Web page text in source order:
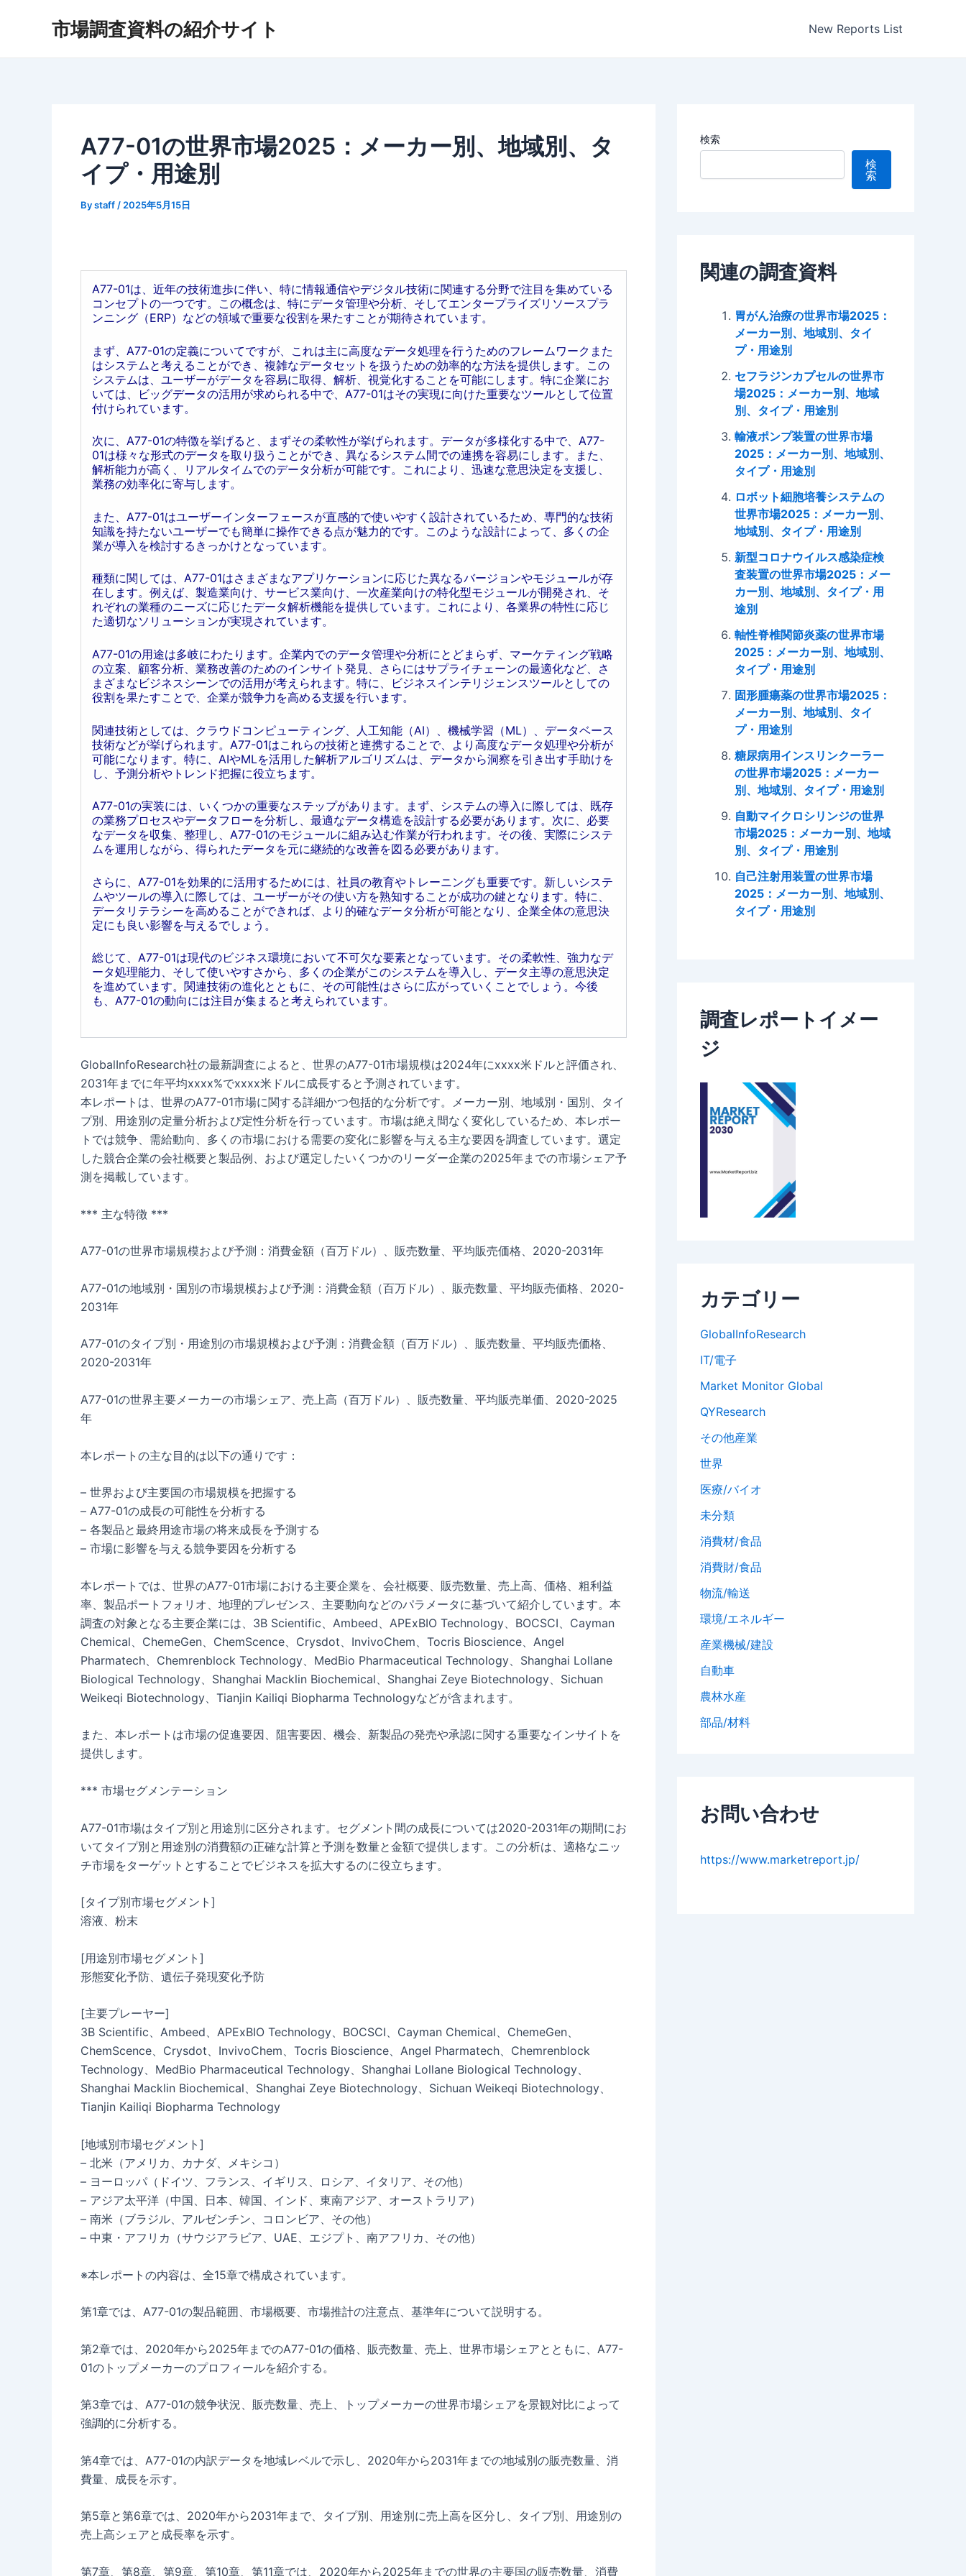
市場調査資料の紹介サイト New Reports List
A77-01の世界市場2025：メーカー別、地域別、タ
イプ・用途別
Bystaff / 2025年5月15日
A77-01は、近年の技術進歩に伴い、特に情報通信やデジタル技術に関連する分野で注目を集めている
コンセプトの一つです。この概念は、特にデータ管理や分析、そしてエンタープライズリソースプラ
ンニング（ERP）などの領域で重要な役割を果たすことが期待されています。
まず、A77-01の定義についてですが、これは主に高度なデータ処理を行うためのフレームワークまた
はシステムと考えることができ、複雑なデータセットを扱うための効率的な方法を提供します。この
システムは、ユーザーがデータを容易に取得、解析、視覚化することを可能にします。特に企業にお
いては、ビッグデータの活用が求められる中で、A77-01はその実現に向けた重要なツールとして位置
付けられています。
次に、A77-01の特徴を挙げると、まずその柔軟性が挙げられます。データが多様化する中で、A77-
01は様々な形式のデータを取り扱うことができ、異なるシステム間での連携を容易にします。また、
解析能力が高く、リアルタイムでのデータ分析が可能です。これにより、迅速な意思決定を支援し、
業務の効率化に寄与します。
また、A77-01はユーザーインターフェースが直感的で使いやすく設計されているため、専門的な技術
知識を持たないユーザーでも簡単に操作できる点が魅力的です。このような設計によって、多くの企
業が導入を検討するきっかけとなっています。
種類に関しては、A77-01はさまざまなアプリケーションに応じた異なるバージョンやモジュールが存
在します。例えば、製造業向け、サービス業向け、一次産業向けの特化型モジュールが開発され、そ
れぞれの業種のニーズに応じたデータ解析機能を提供しています。これにより、各業界の特性に応じ
た適切なソリューションが実現されています。
A77-01の用途は多岐にわたります。企業内でのデータ管理や分析にとどまらず、マーケティング戦略
の立案、顧客分析、業務改善のためのインサイト発見、さらにはサプライチェーンの最適化など、さ
まざまなビジネスシーンでの活用が考えられます。特に、ビジネスインテリジェンスツールとしての
役割を果たすことで、企業が競争力を高める支援を行います。
関連技術としては、クラウドコンピューティング、人工知能（AI）、機械学習（ML）、データベース
技術などが挙げられます。A77-01はこれらの技術と連携することで、より高度なデータ処理や分析が
可能になります。特に、AIやMLを活用した解析アルゴリズムは、データから洞察を引き出す手助けを
し、予測分析やトレンド把握に役立ちます。
A77-01の実装には、いくつかの重要なステップがあります。まず、システムの導入に際しては、既存
の業務プロセスやデータフローを分析し、最適なデータ構造を設計する必要があります。次に、必要
なデータを収集、整理し、A77-01のモジュールに組み込む作業が行われます。その後、実際にシステ
ムを運用しながら、得られたデータを元に継続的な改善を図る必要があります。
さらに、A77-01を効果的に活用するためには、社員の教育やトレーニングも重要です。新しいシステ
ムやツールの導入に際しては、ユーザーがその使い方を熟知することが成功の鍵となります。特に、
データリテラシーを高めることができれば、より的確なデータ分析が可能となり、企業全体の意思決
定にも良い影響を与えるでしょう。
総じて、A77-01は現代のビジネス環境において不可欠な要素となっています。その柔軟性、強力なデ
ータ処理能力、そして使いやすさから、多くの企業がこのシステムを導入し、データ主導の意思決定
を進めています。関連技術の進化とともに、その可能性はさらに広がっていくことでしょう。今後
も、A77-01の動向には注目が集まると考えられています。
GlobalInfoResearch社の最新調査によると、世界のA77-01市場規模は2024年にxxxx米ドルと評価され、
2031年までに年平均xxxx%でxxxx米ドルに成長すると予測されています。
本レポートは、世界のA77-01市場に関する詳細かつ包括的な分析です。メーカー別、地域別・国別、タイ
プ別、用途別の定量分析および定性分析を行っています。市場は絶え間なく変化しているため、本レポー
トでは競争、需給動向、多くの市場における需要の変化に影響を与える主な要因を調査しています。選定
した競合企業の会社概要と製品例、および選定したいくつかのリーダー企業の2025年までの市場シェア予
測を掲載しています。
*** 主な特徴 ***
A77-01の世界市場規模および予測：消費金額（百万ドル）、販売数量、平均販売価格、2020-2031年
A77-01の地域別・国別の市場規模および予測：消費金額（百万ドル）、販売数量、平均販売価格、2020-
2031年
A77-01のタイプ別・用途別の市場規模および予測：消費金額（百万ドル）、販売数量、平均販売価格、
2020-2031年
A77-01の世界主要メーカーの市場シェア、売上高（百万ドル）、販売数量、平均販売単価、2020-2025
年
本レポートの主な目的は以下の通りです：
– 世界および主要国の市場規模を把握する
– A77-01の成長の可能性を分析する
– 各製品と最終用途市場の将来成長を予測する
– 市場に影響を与える競争要因を分析する
本レポートでは、世界のA77-01市場における主要企業を、会社概要、販売数量、売上高、価格、粗利益
率、製品ポートフォリオ、地理的プレゼンス、主要動向などのパラメータに基づいて紹介しています。本
調査の対象となる主要企業には、3B Scientific、Ambeed、APExBIO Technology、BOCSCI、Cayman
Chemical、ChemeGen、ChemScence、Crysdot、InvivoChem、Tocris Bioscience、Angel
Pharmatech、Chemrenblock Technology、MedBio Pharmaceutical Technology、Shanghai Lollane
Biological Technology、Shanghai Macklin Biochemical、Shanghai Zeye Biotechnology、Sichuan
Weikeqi Biotechnology、Tianjin Kailiqi Biopharma Technologyなどが含まれます。
また、本レポートは市場の促進要因、阻害要因、機会、新製品の発売や承認に関する重要なインサイトを
提供します。
*** 市場セグメンテーション
A77-01市場はタイプ別と用途別に区分されます。セグメント間の成長については2020-2031年の期間にお
いてタイプ別と用途別の消費額の正確な計算と予測を数量と金額で提供します。この分析は、適格なニッ
チ市場をターゲットとすることでビジネスを拡大するのに役立ちます。
[タイプ別市場セグメント]
溶液、粉末
[用途別市場セグメント]
形態変化予防、遺伝子発現変化予防
[主要プレーヤー]
3B Scientific、Ambeed、APExBIO Technology、BOCSCI、Cayman Chemical、ChemeGen、
ChemScence、Crysdot、InvivoChem、Tocris Bioscience、Angel Pharmatech、Chemrenblock
Technology、MedBio Pharmaceutical Technology、Shanghai Lollane Biological Technology、
Shanghai Macklin Biochemical、Shanghai Zeye Biotechnology、Sichuan Weikeqi Biotechnology、
Tianjin Kailiqi Biopharma Technology
[地域別市場セグメント]
– 北米（アメリカ、カナダ、メキシコ）
– ヨーロッパ（ドイツ、フランス、イギリス、ロシア、イタリア、その他）
– アジア太平洋（中国、日本、韓国、インド、東南アジア、オーストラリア）
– 南米（ブラジル、アルゼンチン、コロンビア、その他）
– 中東・アフリカ（サウジアラビア、UAE、エジプト、南アフリカ、その他）
※本レポートの内容は、全15章で構成されています。
第1章では、A77-01の製品範囲、市場概要、市場推計の注意点、基準年について説明する。
第2章では、2020年から2025年までのA77-01の価格、販売数量、売上、世界市場シェアとともに、A77-
01のトップメーカーのプロフィールを紹介する。
第3章では、A77-01の競争状況、販売数量、売上、トップメーカーの世界市場シェアを景観対比によって
強調的に分析する。
第4章では、A77-01の内訳データを地域レベルで示し、2020年から2031年までの地域別の販売数量、消
費量、成長を示す。
第5章と第6章では、2020年から2031年まで、タイプ別、用途別に売上高を区分し、タイプ別、用途別の
売上高シェアと成長率を示す。
第7章、第8章、第9章、第10章、第11章では、2020年から2025年までの世界の主要国の販売数量、消費
検索
検
索
関連の調査資料
胃がん治療の世界市場2025：
メーカー別、地域別、タイ
プ・用途別
セフラジンカプセルの世界市
場2025：メーカー別、地域
別、タイプ・用途別
輸液ポンプ装置の世界市場
2025：メーカー別、地域別、
タイプ・用途別
ロボット細胞培養システムの
世界市場2025：メーカー別、
地域別、タイプ・用途別
新型コロナウイルス感染症検
査装置の世界市場2025：メー
カー別、地域別、タイプ・用
途別
軸性脊椎関節炎薬の世界市場
2025：メーカー別、地域別、
タイプ・用途別
固形腫瘍薬の世界市場2025：
メーカー別、地域別、タイ
プ・用途別
糖尿病用インスリンクーラー
の世界市場2025：メーカー
別、地域別、タイプ・用途別
自動マイクロシリンジの世界
市場2025：メーカー別、地域
別、タイプ・用途別
自己注射用装置の世界市場
2025：メーカー別、地域別、
タイプ・用途別
調査レポートイメー
ジ
カテゴリー
GlobalInfoResearch
IT/電子
Market Monitor Global
QYResearch
その他産業
世界
医療/バイオ
未分類
消費材/食品
消費財/食品
物流/輸送
環境/エネルギー
産業機械/建設
自動車
農林水産
部品/材料
お問い合わせ
https://www.marketreport.jp/